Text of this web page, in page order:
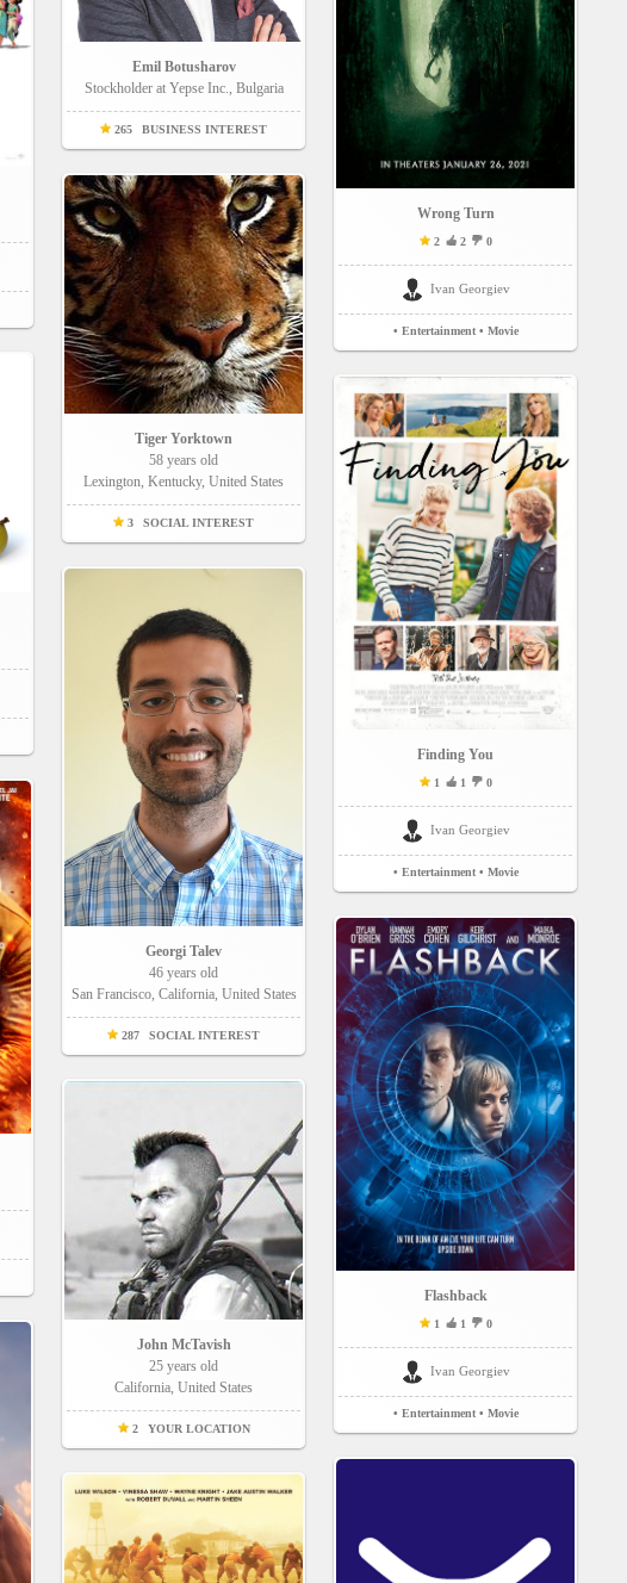
Emil Botusharov
Stockholder at Yepse Inc., Bulgaria
265 BUSINESS INTEREST
Tiger Yorktown
58 years old
Lexington, Kentucky, United States
3 SOCIAL INTEREST
Georgi Talev
46 years old
San Francisco, California, United States
287 SOCIAL INTEREST
John McTavish
25 years old
California, United States
2 YOUR LOCATION
Wrong Turn
2 2 0
Ivan Georgiev
• Entertainment • Movie
Finding You
1 1 0
Ivan Georgiev
• Entertainment • Movie
Flashback
1 1 0
Ivan Georgiev
• Entertainment • Movie